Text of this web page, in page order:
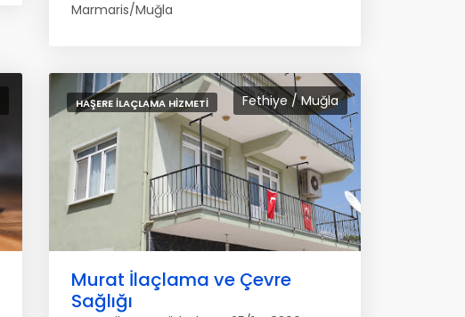
Marmaris/Muğla
Fethiye / Muğla
HAŞERE İLAÇLAMA HIZMETI
Murat İlaçlama ve Çevre
Sağlığı